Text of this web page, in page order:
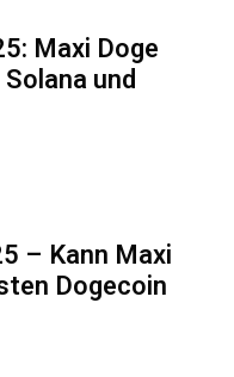
Maxi Doge
und
– Kann Maxi
Dogecoin